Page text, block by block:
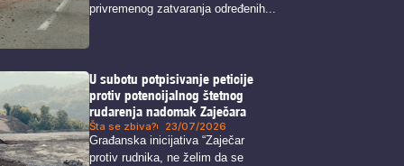
privremenog zatvaranja određenih...
U subotu potpisivanje peticije
protiv potencijalnog štetnog
rudarenja nadomak Zaječara
Šta se zbiva? 23/07/2026
Građanska inicijativa “Zaječar
protiv rudnika, ne želim da se